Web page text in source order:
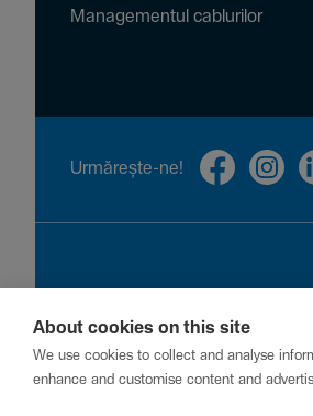
Managementul cablurilor
Urmă­rește-ne!
Privacy Cookies
About cookies on this site
We use cookies to collect and analyse
enhance and customise content and